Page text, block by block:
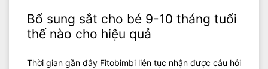
Bổ sung sắt cho bé 9-10 tháng tuổi
thế nào cho hiệu quả
Thời gian gần đây Fitobimbi liên tục nhận được câu hỏi